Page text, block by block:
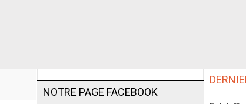
NOTRE PAGE FACEBOOK